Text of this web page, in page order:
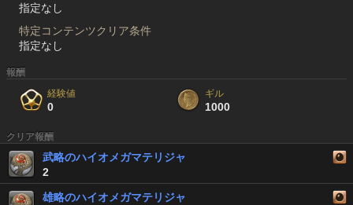
指定なし
特定コンテンツクリア条件
指定なし
報酬
経験値
0
ギル
1000
クリア報酬
武略のハイオメガマテリジャ
2
雄略のハイオメガマテリジャ